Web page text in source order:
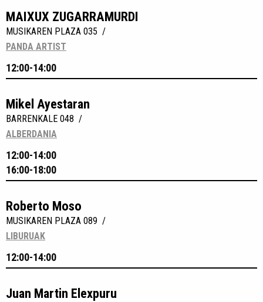
MAIXUX ZUGARRAMURDI
MUSIKAREN PLAZA 035 /
PANDA ARTIST
12:00-14:00
Mikel Ayestaran
BARRENKALE 048 /
ALBERDANIA
12:00-14:00
16:00-18:00
Roberto Moso
MUSIKAREN PLAZA 089 /
LIBURUAK
12:00-14:00
Juan Martin Elexpuru